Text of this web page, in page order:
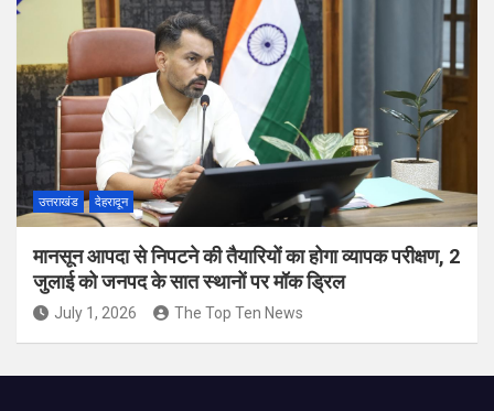
उत्तराखंड देहरादून
मानसून आपदा से निपटने की तैयारियों का होगा व्यापक परीक्षण, 2
जुलाई को जनपद के सात स्थानों पर मॉक ड्रिल
July 1, 2026 The Top Ten News